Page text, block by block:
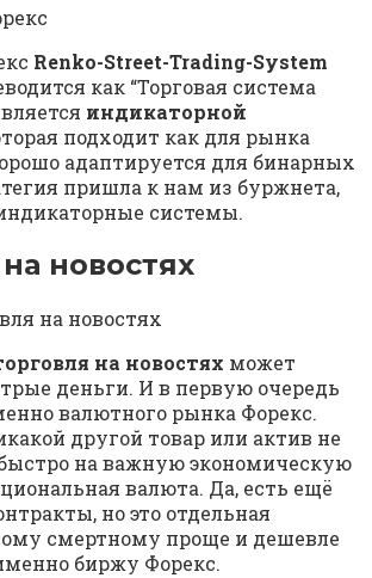
Renko-Street-Trading-System
как “Торговая система
индикаторной
подходит как для рынка
адаптируется для бинарных
пришла к нам из буржнета,
системы.
новостях
на новостях может
деньги. И в первую очередь
валютного рынка Форекс.
другой товар или актив не
на важную экономическую
валюта. Да, есть ещё
но это отдельная
смертному проще и дешевле
биржу Форекс.